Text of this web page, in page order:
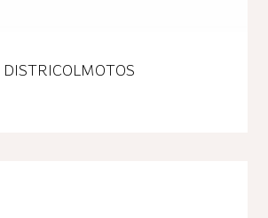
DISTRICOLMOTOS